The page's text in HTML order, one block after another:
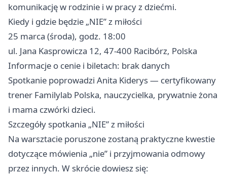
komunikację w rodzinie i w pracy z dziećmi.
Kiedy i gdzie będzie „NIE” z miłości
25 marca (środa), godz. 18:00
ul. Jana Kasprowicza 12, 47-400 Racibórz, Polska
Informacje o cenie i biletach: brak danych
Spotkanie poprowadzi Anita Kiderys — certyfikowany
trener Familylab Polska, nauczycielka, prywatnie żona
i mama czwórki dzieci.
Szczegóły spotkania „NIE” z miłości
Na warsztacie poruszone zostaną praktyczne kwestie
dotyczące mówienia „nie” i przyjmowania odmowy
przez innych. W skrócie dowiesz się: